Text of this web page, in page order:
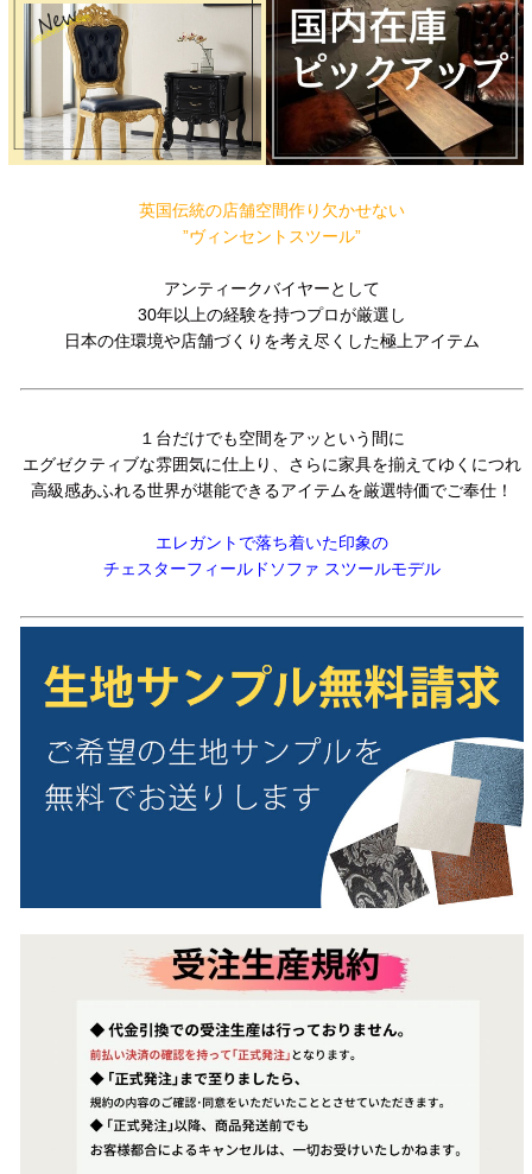
英国伝統の店舗空間作り欠かせない
”ヴィンセントスツール”
アンティークバイヤーとして
30年以上の経験を持つプロが厳選し
日本の住環境や店舗づくりを考え尽くした極上アイテム
１台だけでも空間をアッという間に
エグゼクティブな雰囲気に仕上り、さらに家具を揃えてゆくにつれ
高級感あふれる世界が堪能できるアイテムを厳選特価でご奉仕！
エレガントで落ち着いた印象の
チェスターフィールドソファ スツールモデル